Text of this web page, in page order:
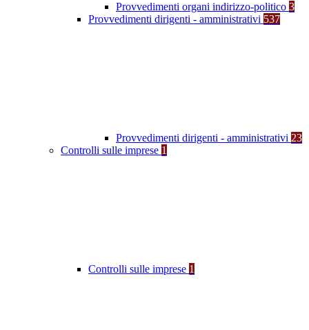
Provvedimenti organi indirizzo-politico 3
Provvedimenti dirigenti - amministrativi 537
Provvedimenti dirigenti - amministrativi 23
Controlli sulle imprese 1
Controlli sulle imprese 1